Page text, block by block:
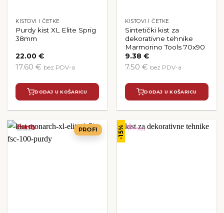
KISTOVI I ČETKE
Purdy kist XL Elite Sprig
38mm
22.00€
17.60 € bez PDV-a
DODAJ U KOŠARICU
KISTOVI I ČETKE
Sintetički kist za
dekorativne tehnike
Marmorino Tools 70x90
9.38€
7.50 € bez PDV-a
DODAJ U KOŠARICU
PROFI -15%